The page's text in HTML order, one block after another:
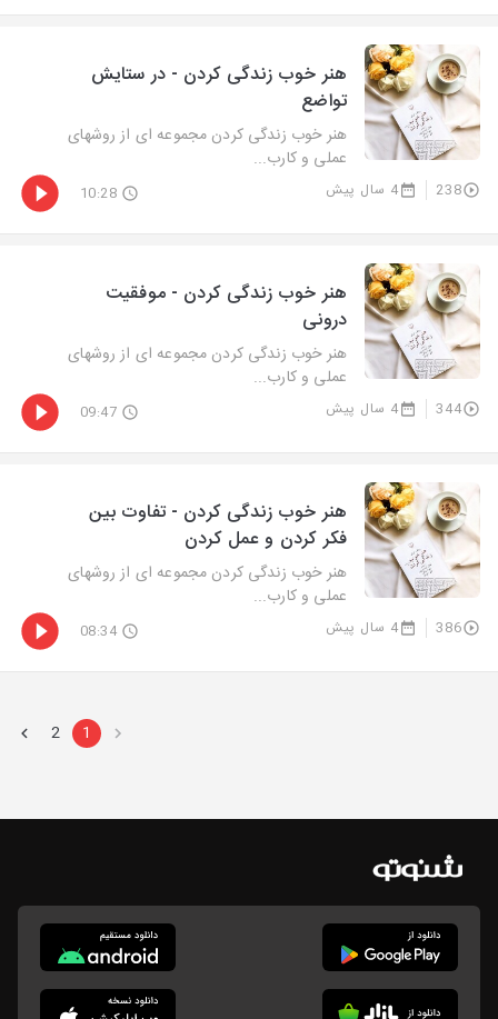
هنر خوب زندگی کردن - در ستایش
تواضع
هنر خوب زندگی کردن مجموعه ای از روشهای
عملی و کارب...
238 4 سال پیش 10:28
هنر خوب زندگی کردن - موفقیت
درونی
هنر خوب زندگی کردن مجموعه ای از روشهای
عملی و کارب...
344 4 سال پیش 09:47
هنر خوب زندگی کردن - تفاوت بین
فکر کردن و عمل‌ کردن
هنر خوب زندگی کردن مجموعه ای از روشهای
عملی و کارب...
386 4 سال پیش 08:34
1
2